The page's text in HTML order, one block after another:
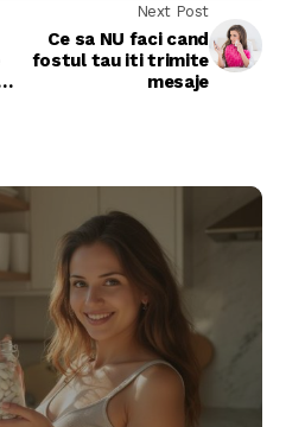
Next Post
Ce sa NU faci cand
fostul tau iti trimite
mesaje